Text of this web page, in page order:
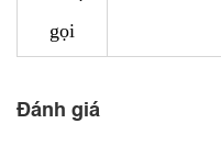
gọi
Đánh giá